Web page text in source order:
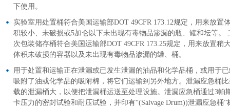
下使用。
实验室用处置桶符合美国运输部DOT 49CFR 173.12规定，用来放置
积较小、未破损或5加仑以下未出现有毒物品渗漏的瓶、罐和坛等。
次包装储存桶符合美国运输部DOT 49CFR 173.25规定，用来放置稍
体积未破损的容器以及未出现有毒物品渗漏的罐、桶。
用于处置和运输正在泄漏或已发生泄漏的油品和化学品桶，或用于
吸附了油或化学品的吸附棉，将它们运输到另外地方。泄漏应急桶
载的泄漏桶大，以便把泄漏桶运送至处理设施。泄漏应急桶通过3帕
卡压力的密封试验和耐压试验，并印有“(Salvage Drum))泄漏应急桶”